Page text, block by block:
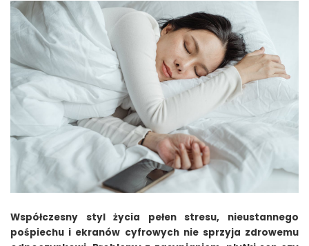
Współczesny styl życia pełen stresu, nieustannego
pośpiechu i ekranów cyfrowych nie sprzyja zdrowemu